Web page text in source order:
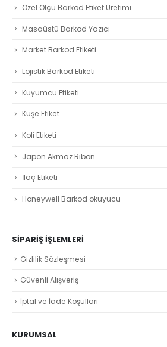
Özel Ölçü Barkod Etiket Üretimi
Masaüstü Barkod Yazıcı
Market Barkod Etiketi
Lojistik Barkod Etiketi
Kuyumcu Etiketi
Kuşe Etiket
Koli Etiketi
Japon Akmaz Ribon
İlaç Etiketi
Honeywell Barkod okuyucu
SIPARIŞ İŞLEMLERI
Gizlilik Sözleşmesi
Güvenli Alışveriş
İptal ve İade Koşulları
KURUMSAL